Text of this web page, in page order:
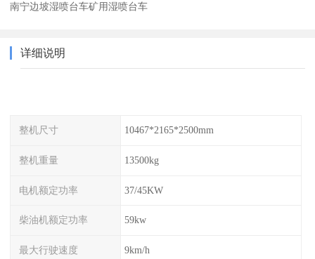
南宁边坡湿喷台车矿用湿喷台车
详细说明
整机尺寸 10467*2165*2500mm
整机重量 13500kg
电机额定功率 37/45KW
柴油机额定功率 59kw
最大行驶速度 9km/h